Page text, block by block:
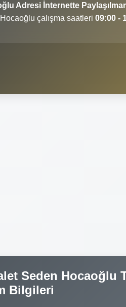
Adresi İnternette
çalışma saatleri 09:00 -
Seden Hocaoğlu
Bilgileri